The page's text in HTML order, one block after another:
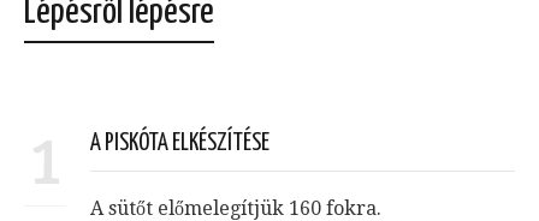
Lépésről lépésre
1 A PISKÓTA ELKÉSZÍTÉSE
A sütőt előmelegítjük 160 fokra.